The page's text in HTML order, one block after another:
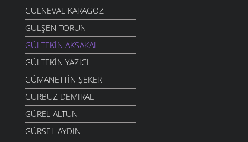
GÜLNEVAL KARAGÖZ
GÜLŞEN TORUN
GÜLTEKIN AKSAKAL
GÜLTEKIN YAZICI
GÜMANETTIN ŞEKER
GÜRBÜZ DEMIRAL
GÜREL ALTUN
GÜRSEL AYDIN